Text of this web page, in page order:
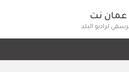
نت
لراديو البلد